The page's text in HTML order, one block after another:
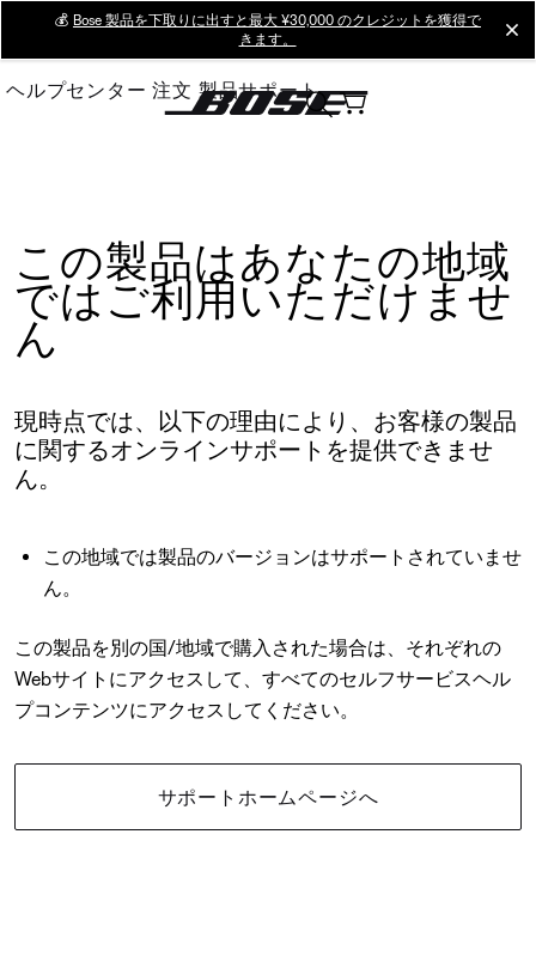
Main
💰 Bose 製品を下取りに出すと最大 ¥30,000 のクレジットを獲得で
きます。
ヘルプセンター 注文 製品サポート
この製品はあなたの地域
ではご利用いただけませ
ん
現時点では、以下の理由により、お客様の製品
に関するオンラインサポートを提供できませ
ん。
この地域では製品のバージョンはサポートされていませ
ん。
この製品を別の国/地域で購入された場合は、それぞれの
Webサイトにアクセスして、すべてのセルフサービスヘル
プコンテンツにアクセスしてください。
サポートホームページへ